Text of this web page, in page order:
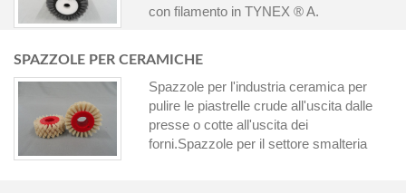
con filamento in TYNEX ® A.
SPAZZOLE PER CERAMICHE
Spazzole per l'industria ceramica per
pulire le piastrelle crude all'uscita dalle
presse o cotte all'uscita dei
forni.Spazzole per il settore smalteria